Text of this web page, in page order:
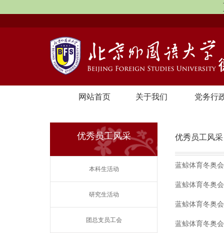
网站首页 关于我们 党务行
优秀员工风采
本科生活动
研究生活动
团总支员工会
优秀员工风采
蓝鲸体育冬奥
蓝鲸体育冬奥
蓝鲸体育冬奥
蓝鲸体育冬奥